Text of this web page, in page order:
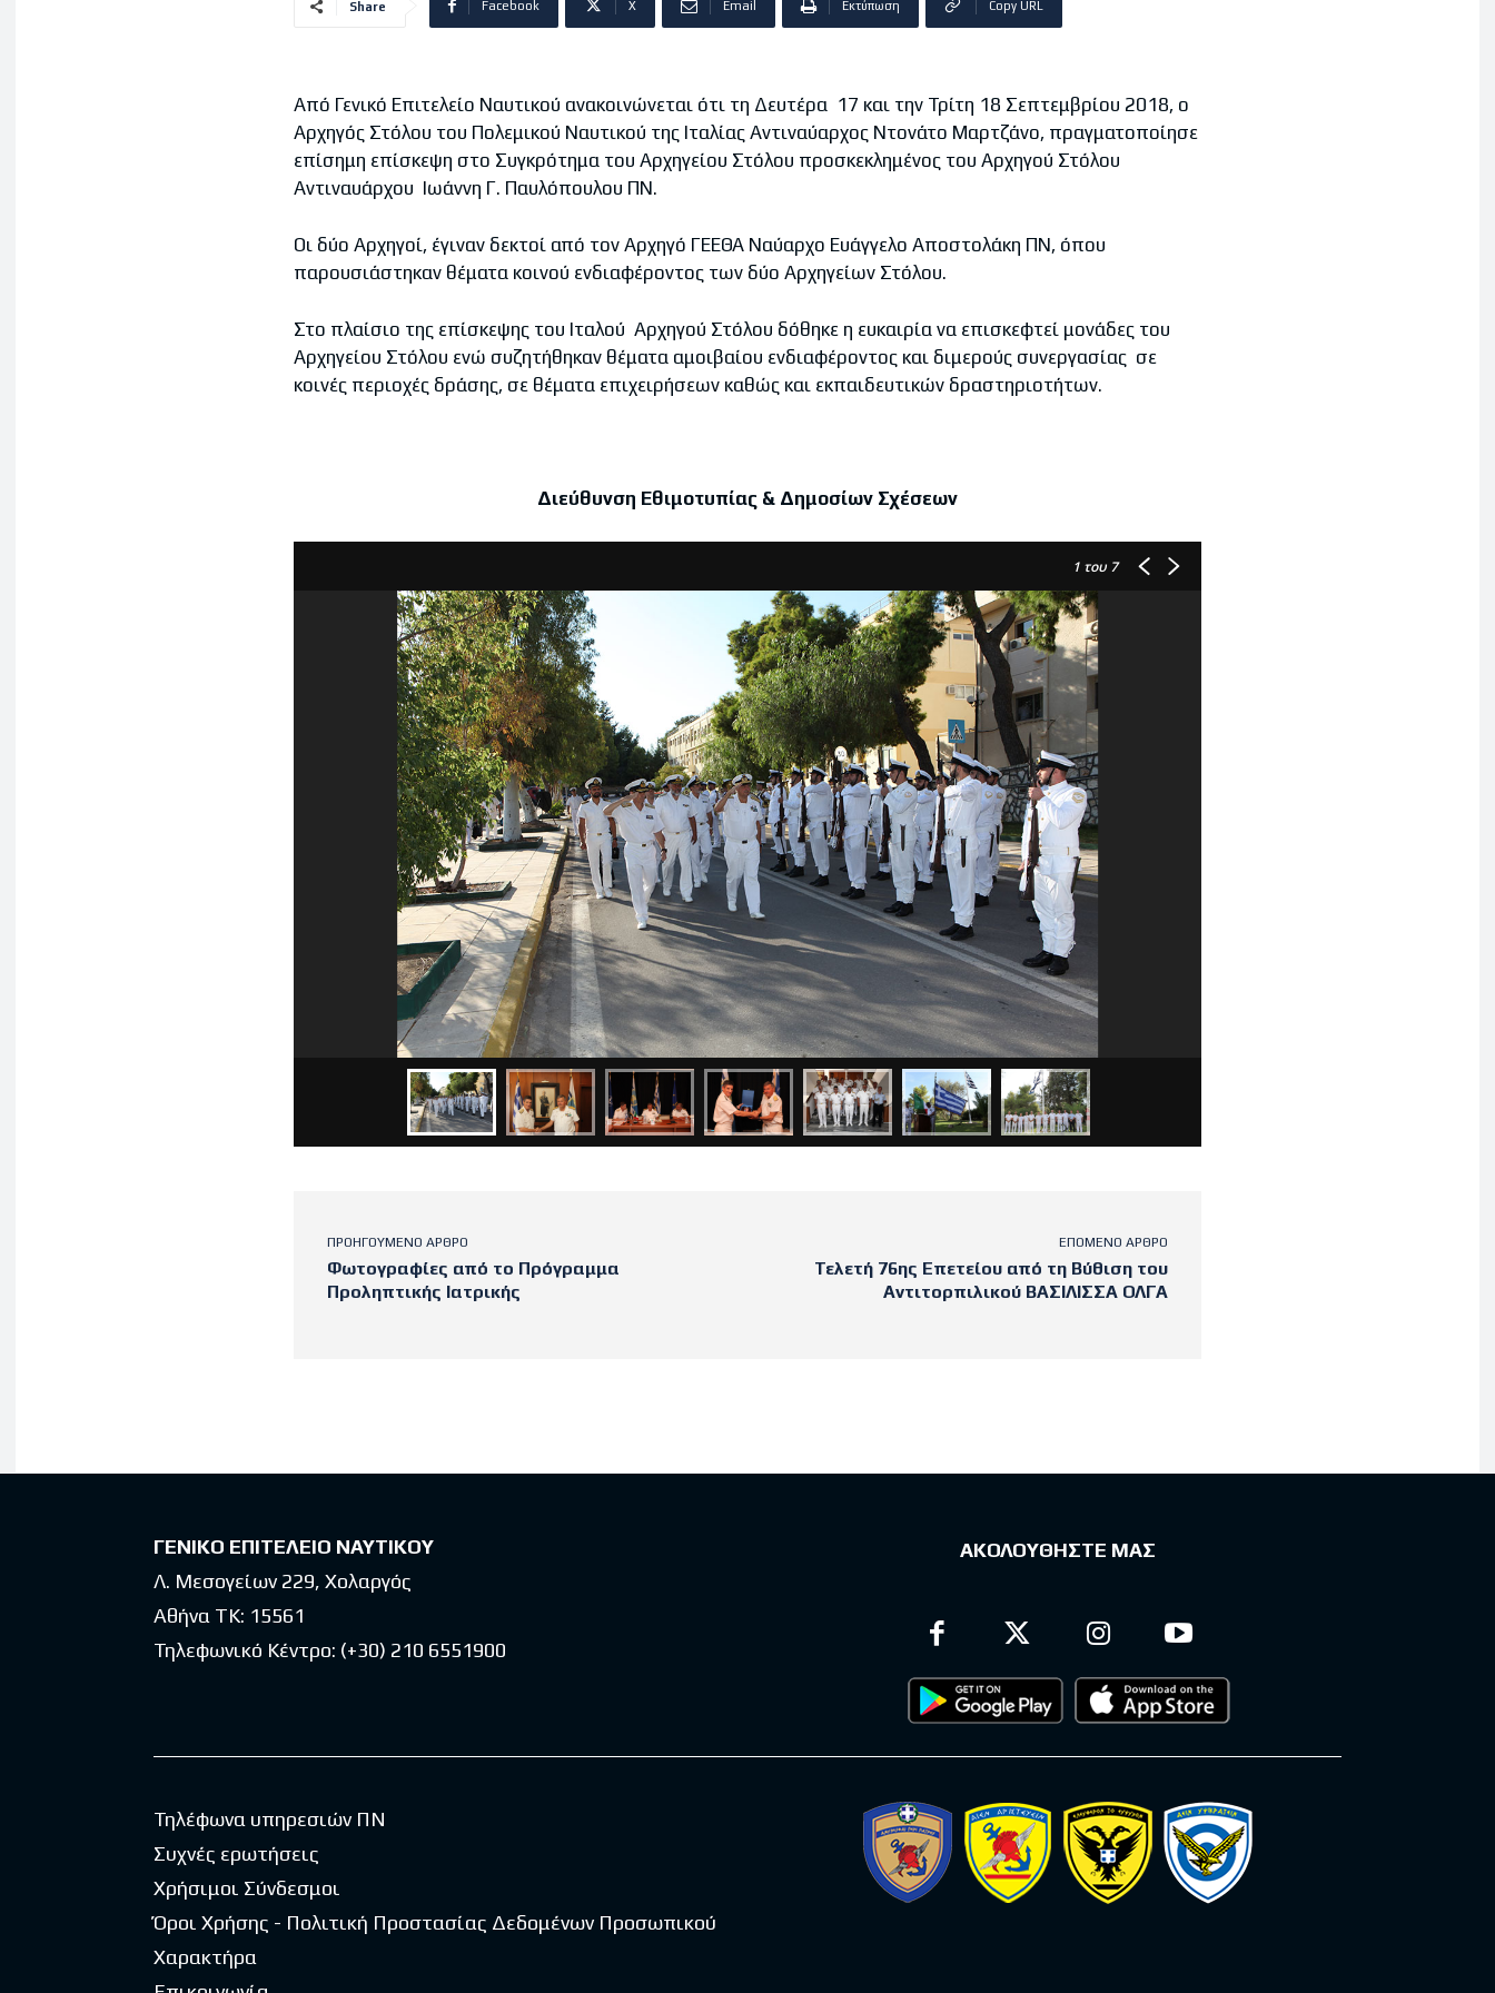
Share Facebook X Email Εκτύπωση Copy URL
Aπό Γενικό Επιτελείο Ναυτικού ανακοινώνεται ότι τη Δευτέρα 17 και την Τρίτη 18 Σεπτεμβρίου 2018, ο
Αρχηγός Στόλου του Πολεμικού Ναυτικού της Ιταλίας Αντιναύαρχος Ντονάτο Μαρτζάνο, πραγματοποίησε
επίσημη επίσκεψη στο Συγκρότημα του Αρχηγείου Στόλου προσκεκλημένος του Αρχηγού Στόλου
Αντιναυάρχου Ιωάννη Γ. Παυλόπουλου ΠΝ.
Οι δύο Αρχηγοί, έγιναν δεκτοί από τον Αρχηγό ΓΕΕΘΑ Ναύαρχο Ευάγγελο Αποστολάκη ΠΝ, όπου
παρουσιάστηκαν θέματα κοινού ενδιαφέροντος των δύο Αρχηγείων Στόλου.
Στο πλαίσιο της επίσκεψης του Ιταλού Αρχηγού Στόλου δόθηκε η ευκαιρία να επισκεφτεί μονάδες του
Αρχηγείου Στόλου ενώ συζητήθηκαν θέματα αμοιβαίου ενδιαφέροντος και διμερούς συνεργασίας σε
κοινές περιοχές δράσης, σε θέματα επιχειρήσεων καθώς και εκπαιδευτικών δραστηριοτήτων.
Διεύθυνση Εθιμοτυπίας & Δημοσίων Σχέσεων
1 του 7
ΠΡΟΗΓΟΎΜΕΝΟ ΆΡΘΡΟ
Φωτογραφίες από το Πρόγραμμα
Προληπτικής Ιατρικής
ΕΠΌΜΕΝΟ ΆΡΘΡΟ
Τελετή 76ης Επετείου από τη Βύθιση του
Αντιτορπιλικού ΒΑΣΙΛΙΣΣΑ ΟΛΓΑ
ΓΕΝΙΚΟ ΕΠΙΤΕΛΕΙΟ ΝΑΥΤΙΚΟΥ
Λ. Μεσογείων 229, Χολαργός
Αθήνα ΤΚ: 15561
Τηλεφωνικό Κέντρο: (+30) 210 6551900
ΑΚΟΛΟΥΘΗΣΤΕ ΜΑΣ
Τηλέφωνα υπηρεσιών ΠΝ
Συχνές ερωτήσεις
Χρήσιμοι Σύνδεσμοι
Όροι Χρήσης - Πολιτική Προστασίας Δεδομένων Προσωπικού
Χαρακτήρα